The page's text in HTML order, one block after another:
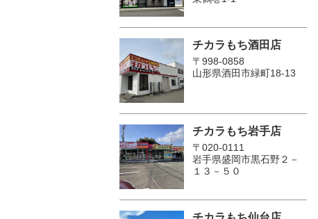
チカラもち酒田店
〒998-0858
山形県酒田市緑町18-13
チカラもち岩手店
〒020-0111
岩手県盛岡市黒石野２－
１３－５０